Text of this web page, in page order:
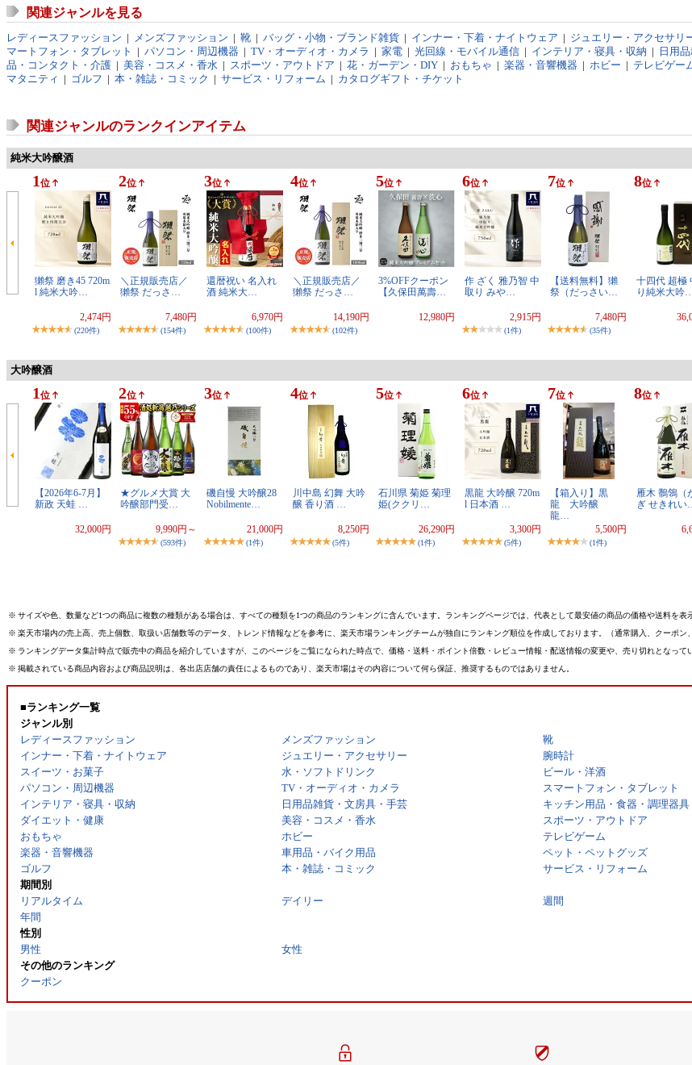
関連ジャンルを見る
レディースファッション | メンズファッション | 靴 | バッグ・小物・ブランド雑貨 | インナー・下着・ナイトウェア | ジュエリー・アクセサリ
マートフォン・タブレット
| パソコン・周辺機器 | TV・オーディオ・カメラ | 家電 | 光回線・モバイル通信 | インテリア・寝具・収納 | 日用
品・コンタクト・介護 | 美容・コスメ・香水 | スポーツ・アウトドア | 花・ガーデン・DIY | おもちゃ | 楽器・音響機器 | ホビー | テレビゲー
マタニティ | ゴルフ | 本・雑誌・コミック | サービス・リフォーム | カタログギフト・チケット
関連ジャンルのランクインアイテム
純米大吟醸酒
1 位
獺祭 磨き45 720m
l 純米大吟…
2,474円
(220件)
2位
＼正規販売店／
獺祭 だっさ…
7,480円
(154件)
3位
還暦祝い 名入れ
酒 純米大…
6,970円
(100件)
4位
＼正規販売店／
獺祭 だっさ…
14,190円
(102件)
5位
3%OFFクーポン
【久保田萬壽…
12,980円
6位
作 ざく 雅乃智 中
取り みや…
2,915円
(1件)
7位
【送料無料】獺
祭（だっさい…
7,480円
(35件)
8位
十四代 超極
り純米大吟…
大吟醸酒
1 位
【2026年6-7月】
新政 天蛙 …
32,000円
2位
★グルメ大賞 大
吟醸部門受…
9,990円～
(593件)
3位
磯自慢 大吟醸28
Nobilmente…
21,000円
(1件)
4位
川中島 幻舞 大吟
醸 香り酒 …
8,250円
(5件)
5位
石川県 菊姫 菊理
姫(ククリ…
26,290円
(1件)
6位
黒龍 大吟醸 720m
l 日本酒 …
3,300円
(5件)
7位
【箱入り】黒
龍 大吟醸
龍…
5,500円
(1件)
8位
雁木 鶺鴒（
ぎ せきれい…
※ サイズや色、数量など1つの商品に複数の種類がある場合は、すべての種類を1つの商品のランキングに含んでいます。ランキングページでは、代表として最安値の商品の価格や送料を表
※ 楽天市場内の売上高、売上個数、取扱い店舗数等のデータ、トレンド情報などを参考に、楽天市場ランキングチームが独自にランキング順位を作成しております。（通常購入、クーポ
※ ランキングデータ集計時点で販売中の商品を紹介していますが、このページをご覧になられた時点で、価格・送料・ポイント倍数・レビュー情報・配送情報の変更や、売り切れとなって
※ 掲載されている商品内容および商品説明は、各出店店舗の責任によるものであり、楽天市場はその内容について何ら保証、推奨するものではありません。
■ランキング一覧
ジャンル別
レディースファッション
メンズファッション 靴
インナー・下着・ナイトウェア
ジュエリー・アクセサリー 腕時計
スイーツ・お菓子
水・ソフトドリンク ビール・洋酒
パソコン・周辺機器
TV・オーディオ・カメラ スマートフォン・タブレット
インテリア・寝具・収納
日用品雑貨・文房具・手芸 キッチン用品・食器・調理器具
ダイエット・健康
美容・コスメ・香水 スポーツ・アウトドア
おもちゃ
ホビー テレビゲーム
楽器・音響機器
車用品・バイク用品 ペット・ペットグッズ
ゴルフ
本・雑誌・コミック サービス・リフォーム
期間別
リアルタイム
デイリー 週間
年間
性別
男性
女性
その他のランキング
クーポン